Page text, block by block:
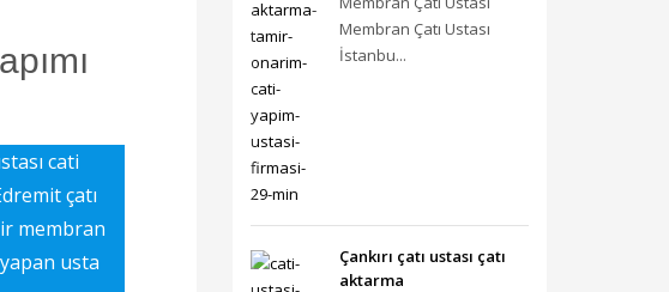
cati
çatı
membran
yapan usta
Membran Çatı Ustası
İstanbu...
Çankırı çatı ustası çatı
aktarma